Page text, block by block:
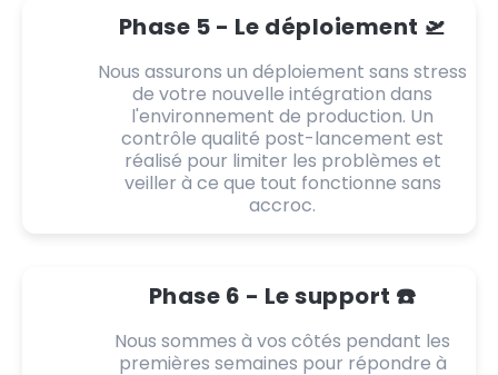
Phase 5 - Le déploiement 🛫
Nous assurons un déploiement sans stress
de votre nouvelle intégration dans
l'environnement de production. Un
contrôle qualité post-lancement est
réalisé pour limiter les problèmes et
veiller à ce que tout fonctionne sans
accroc.
Phase 6 - Le support ☎️
Nous sommes à vos côtés pendant les
premières semaines pour répondre à